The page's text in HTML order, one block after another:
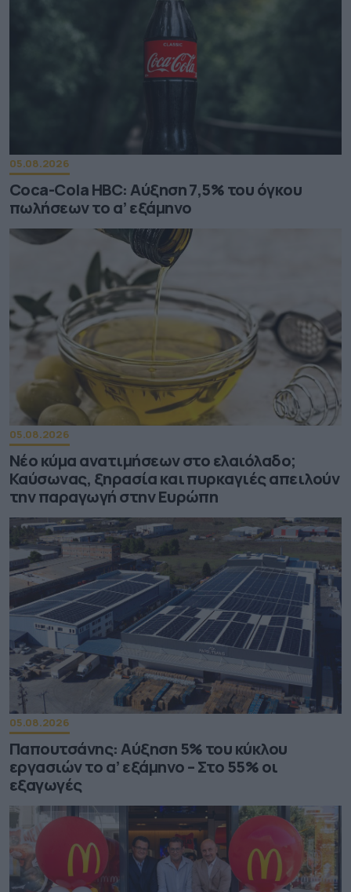
05.08.2026
Coca-Cola HBC: Aύξηση 7,5% του όγκου
πωλήσεων το α’ εξάμηνο
05.08.2026
Νέο κύμα ανατιμήσεων στο ελαιόλαδο;
Καύσωνας, ξηρασία και πυρκαγιές απειλούν
την παραγωγή στην Ευρώπη
05.08.2026
Παπουτσάνης: Αύξηση 5% του κύκλου
εργασιών το α’ εξάμηνο – Στο 55% οι
εξαγωγές